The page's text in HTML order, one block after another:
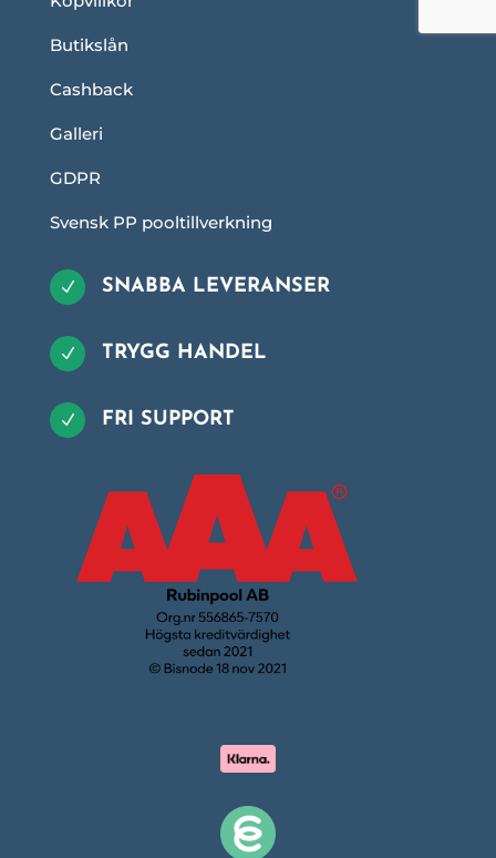
Butikslån
Cashback
Galleri
GDPR
Svensk PP pooltillverkning
N SNABBA LEVERANSER
N TRYGG HANDEL
N FRI SUPPORT